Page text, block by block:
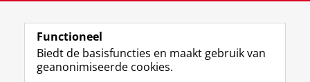
Functioneel
Biedt de basisfuncties en maakt gebruik van
geanonimiseerde cookies.